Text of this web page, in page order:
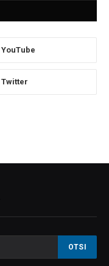
YouTube
Twitter